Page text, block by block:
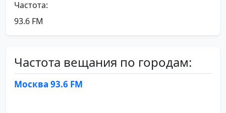
Частота:
93.6 FM
Частота вещания по городам:
Москва 93.6 FM